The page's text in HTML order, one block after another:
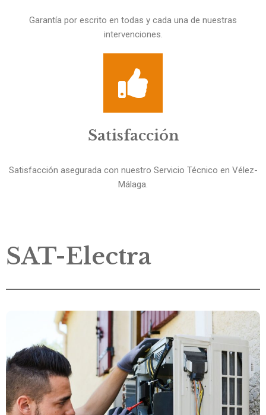
Garantía por escrito en todas y cada una de nuestras
intervenciones.
Satisfacción
Satisfacción asegurada con nuestro Servicio Técnico en Vélez-
Málaga.
SAT-Electra